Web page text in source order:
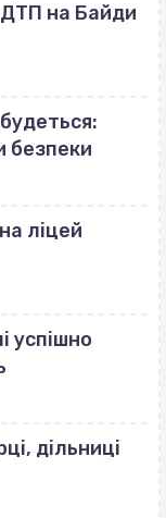
ДТП на Байди
безпеки
ліцей
успішно
дільниці